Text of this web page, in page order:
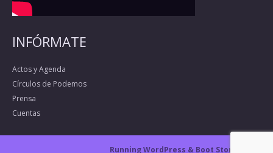
INFÓRMATE
Actos y Agenda
Círculos de Podemos
Prensa
Cuentas
Running WordPress & Boot Store theme